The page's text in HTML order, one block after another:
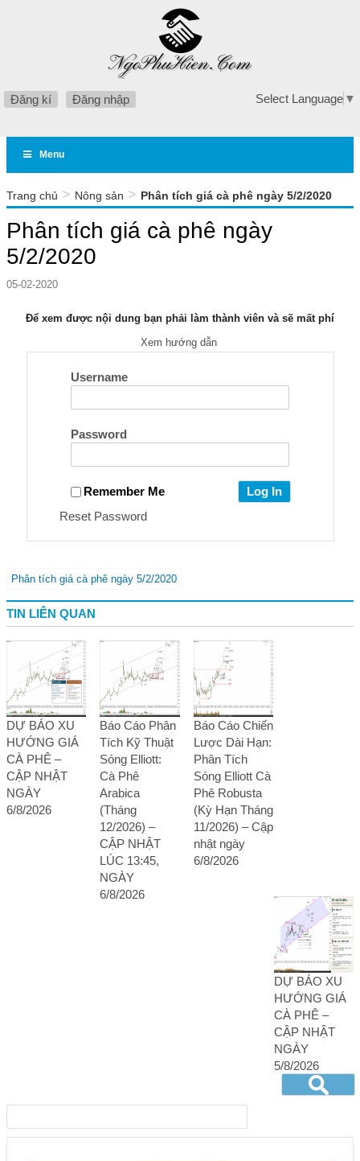
Đăng kí Đăng nhập Select Language ▼
Menu
Trang chủ > Nông sản > Phân tích giá cà phê ngày 5/2/2020
Phân tích giá cà phê ngày
5/2/2020
05-02-2020
Để xem được nội dung bạn phải làm thành viên và sẽ mất phí
Xem hướng dẫn
Username
Password
Remember Me
Reset Password
Phân tích giá cà phê ngày 5/2/2020
TIN LIÊN QUAN
DỰ BÁO XU
HƯỚNG GIÁ
CÀ PHÊ –
CẬP NHẬT
NGÀY
6/8/2026
Báo Cáo Phân
Tích Kỹ Thuật
Sóng Elliott:
Cà Phê
Arabica
(Tháng
12/2026) –
CẬP NHẬT
LÚC 13:45,
NGÀY
6/8/2026
Báo Cáo Chiến
Lược Dài Hạn:
Phân Tích
Sóng Elliott Cà
Phê Robusta
(Kỳ Hạn Tháng
11/2026) – Cập
nhật ngày
6/8/2026
DỰ BÁO XU
HƯỚNG GIÁ
CÀ PHÊ –
CẬP NHẬT
NGÀY
5/8/2026